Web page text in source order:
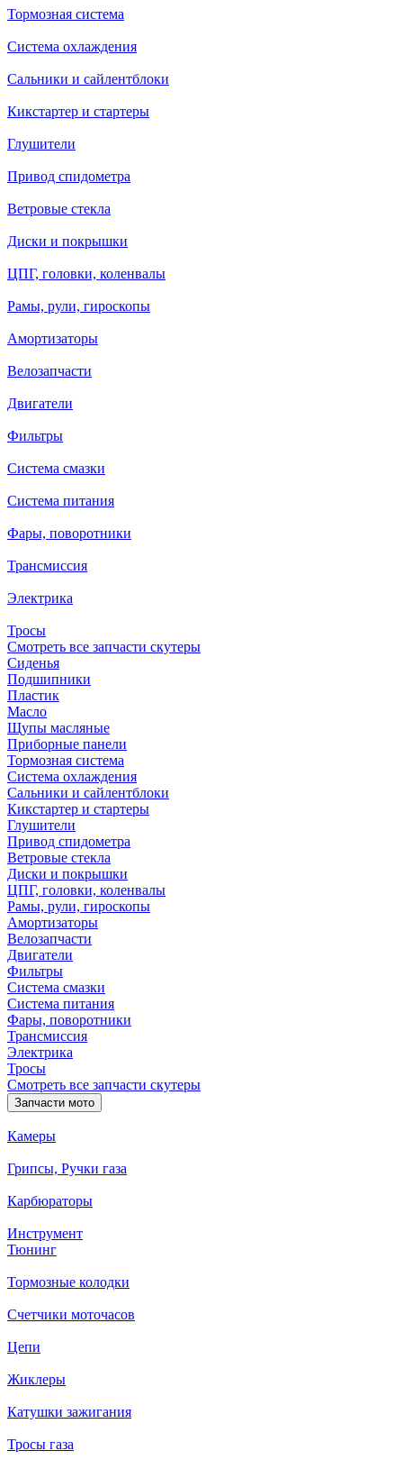
Тормозная система
Система охлаждения
Сальники и сайлентблоки
Кикстартер и стартеры
Глушители
Привод спидометра
Ветровые стекла
Диски и покрышки
ЦПГ, головки, коленвалы
Рамы, рули, гироскопы
Амортизаторы
Велозапчасти
Двигатели
Фильтры
Система смазки
Система питания
Фары, поворотники
Трансмиссия
Электрика
Тросы
Смотреть все запчасти скутеры
Сиденья
Подшипники
Пластик
Масло
Щупы масляные
Приборные панели
Тормозная система
Система охлаждения
Сальники и сайлентблоки
Кикстартер и стартеры
Глушители
Привод спидометра
Ветровые стекла
Диски и покрышки
ЦПГ, головки, коленвалы
Рамы, рули, гироскопы
Амортизаторы
Велозапчасти
Двигатели
Фильтры
Система смазки
Система питания
Фары, поворотники
Трансмиссия
Электрика
Тросы
Смотреть все запчасти скутеры
Запчасти мото
Камеры
Грипсы, Ручки газа
Карбюраторы
Инструмент
Тюнинг
Тормозные колодки
Счетчики моточасов
Цепи
Жиклеры
Катушки зажигания
Тросы газа